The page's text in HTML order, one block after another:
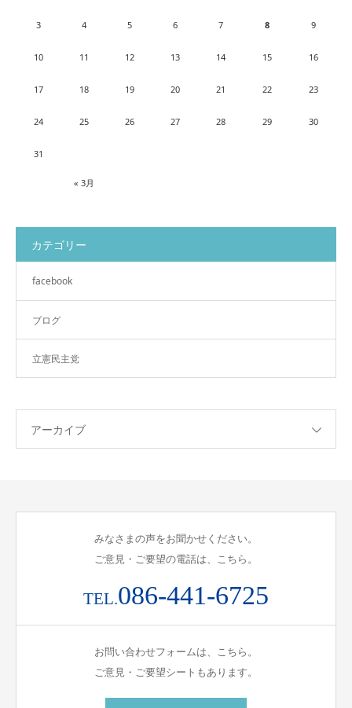
« 3月
3 4 5 6 7 8 9
10 11 12 13 14 15 16
17 18 19 20 21 22 23
24 25 26 27 28 29 30
31
カテゴリー
facebook
ブログ
立憲民主党
アーカイブ
みなさまの声をお聞かせください。
ご意見・ご要望の電話は、こちら。
TEL.086-441-6725
お問い合わせフォームは、こちら。
ご意見・ご要望シートもあります。